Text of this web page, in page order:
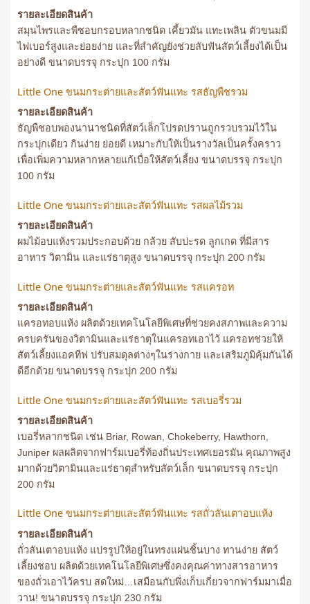
รายละเอียดสินค้า
สมุนไพรและพืชอบกรอบหลากชนิด เคี้ยวมัน แทะเพลิน ตัวขนมมี
ไฟเบอร์สูงและย่อยง่าย และที่สำคัญยังช่วยลับฟันสัตว์เลี้ยงได้เป็น
อย่างดี ขนาดบรรจุ กระปุก 100 กรัม
Little One ขนมกระต่ายและสัตว์ฟันแทะ รสธัญพืชรวม
รายละเอียดสินค้า
ธัญพืชอบพองนานาชนิดที่สัตว์เล็กโปรดปรานถูกรวบรวมไว้ใน
กระปุกเดียว กินง่าย ย่อยดี เหมาะกับให้เป็นรางวัลเป็นครั้งคราว
เพื่อเพิ่มความหลากหลายแก้เบื่อให้สัตว์เลี้ยง ขนาดบรรจุ กระปุก
100 กรัม
Little One ขนมกระต่ายและสัตว์ฟันแทะ รสผลไม้รวม
รายละเอียดสินค้า
ผมไม้อบแห้งรวมประกอบด้วย กล้วย สับปะรด ลูกเกด ที่มีสาร
อาหาร วิตามิน และแร่ธาตุสูง ขนาดบรรจุ กระปุก 200 กรัม
Little One ขนมกระต่ายและสัตว์ฟันแทะ รสแครอท
รายละเอียดสินค้า
แครอทอบแห้ง ผลิตด้วยเทคโนโลยีพิเศษที่ช่วยคงสภาพและความ
ครบครันของวิตามินและแร่ธาตุในแครอทเอาไว้ แครอทช่วยให้
สัตว์เลี้ยงแอคทีฟ ปรับสมดุลต่างๆในร่างกาย และเสริมภูมิคุ้มกันได้
ดีอีกด้วย ขนาดบรรจุ กระปุก 200 กรัม
Little One ขนมกระต่ายและสัตว์ฟันแทะ รสเบอรี่รวม
รายละเอียดสินค้า
เบอรี่หลากชนิด เช่น Briar, Rowan, Chokeberry, Hawthorn,
Juniper ผลผลิตจากฟาร์มเบอรี่ท้องถิ่นประเทศเยอรมัน คุณภาพสูง
มากด้วยวิตามินและแร่ธาตุสำหรับสัตว์เล็ก ขนาดบรรจุ กระปุก
200 กรัม
Little One ขนมกระต่ายและสัตว์ฟันแทะ รสถั่วลันเตาอบแห้ง
รายละเอียดสินค้า
ถั่วลันเตาอบแห้ง แปรรูปให้อยู่ในทรงแผ่นชิ้นบาง ทานง่าย สัตว์
เลี้ยงชอบ ผลิตด้วยเทคโนโลยีพิเศษซึ่งคงคุณค่าทางสารอาหาร
ของถั่วเอาไว้ครบ สดใหม่…เสมือนกับพึ่งเก็บเกี่ยวจากฟาร์มมาเมื่อ
วาน! ขนาดบรรจุ กระปุก 230 กรัม